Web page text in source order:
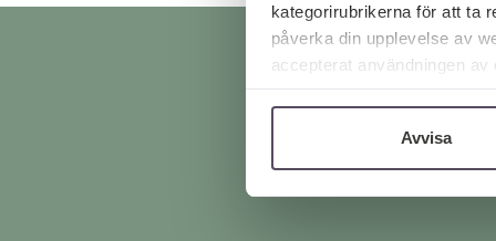
kategorirubrikerna för att ta
påverka din upplevelse av
accepterat användningen
webbläsare.
Avvisa